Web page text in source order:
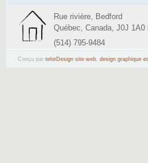
Rue rivière, Bedford
Québec, Canada, J0J 1A0
(514) 795-9484
Conçu par telorDesign site web, design graphique